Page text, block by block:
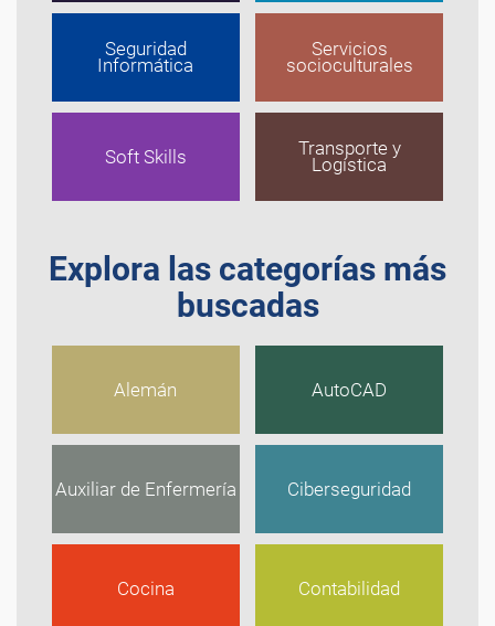
Seguridad
Informática
Servicios
socioculturales
Soft Skills Transporte y
Logística
Explora las categorías más
buscadas
Alemán AutoCAD
Auxiliar de Enfermería Ciberseguridad
Cocina Contabilidad